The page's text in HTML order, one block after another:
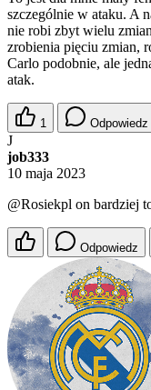
szczególnie w ataku. A
nie robi zbyt wielu
zrobienia pięciu zmian,
Carlo podobnie, ale
atak.
1 Odpowiedz
J
job333
10 maja 2023
@Rosiekpl on bardziej
Odpowiedz